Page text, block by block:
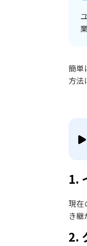
簡単
方法
1.
現在
き
2.